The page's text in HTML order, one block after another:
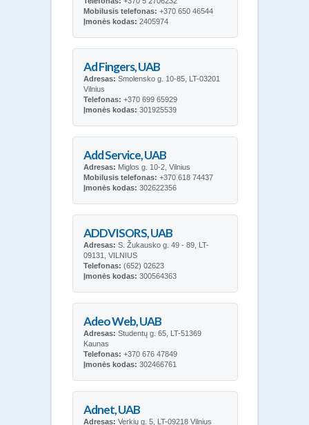
Mobilusis telefonas: +370 650 46544
Įmonės kodas: 2405974
Ad Fingers, UAB
Adresas: Smolensko g. 10-85, LT-03201
Vilnius
Telefonas: +370 699 65929
Įmonės kodas: 301925539
Add Service, UAB
Adresas: Miglos g. 10-2, Vilnius
Mobilusis telefonas: +370 618 74437
Įmonės kodas: 302622356
ADDVISORS, UAB
Adresas: S. Žukausko g. 49 - 89, LT-
09131, VILNIUS
Telefonas: (652) 02623
Įmonės kodas: 300564363
Adeo Web, UAB
Adresas: Studentų g. 65, LT-51369
Kaunas
Telefonas: +370 676 47849
Įmonės kodas: 302466761
Adnet, UAB
Adresas: Verkių g. 5, LT-09218 Vilnius